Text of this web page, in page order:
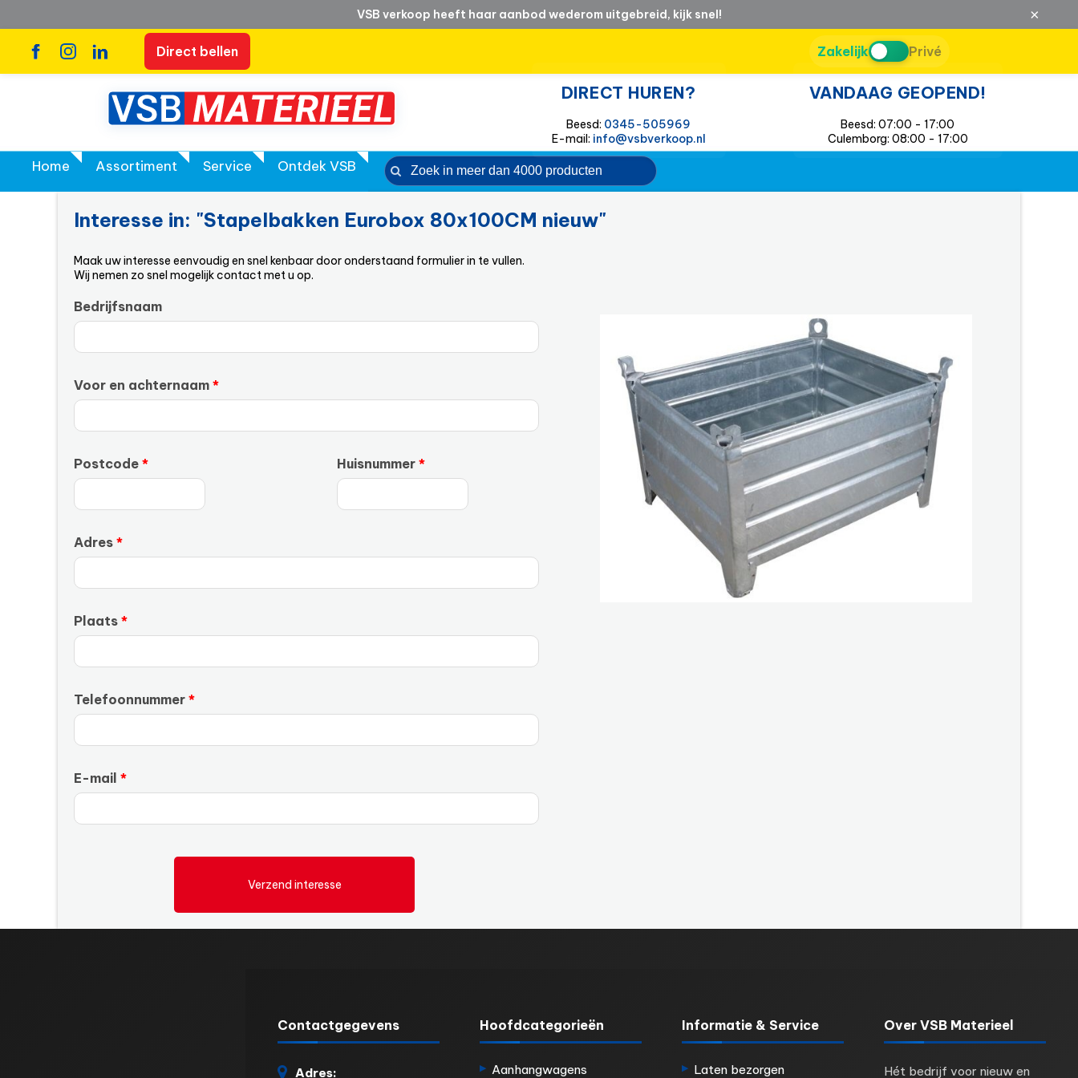
VSB verkoop heeft haar aanbod wederom uitgebreid, kijk snel! ×
Direct bellen Zakelijk Privé
DIRECT HUREN?
Beesd: 0345-505969
E-mail: info@vsbverkoop.nl
VANDAAG GEOPEND!
Beesd: 07:00 - 17:00
Culemborg: 08:00 - 17:00
Home Assortiment Service Ontdek VSB
Interesse in: "Stapelbakken Eurobox 80x100CM nieuw"
Maak uw interesse eenvoudig en snel kenbaar door onderstaand formulier in te vullen.
Wij nemen zo snel mogelijk contact met u op.
Bedrijfsnaam
Voor en achternaam
Postcode Huisnummer
Adres
Plaats
Telefoonnummer
E-mail
Verzend interesse
Contactgegevens
Adres:
Hoofdcategorieën
Aanhangwagens
Informatie & Service
Laten bezorgen
Over VSB Materieel
Hét bedrijf voor nieuw en